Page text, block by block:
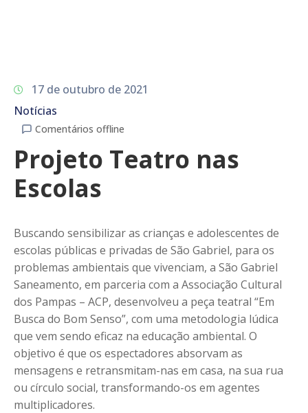
17 de outubro de 2021
Notícias
Comentários offline
Projeto Teatro nas
Escolas
Buscando sensibilizar as crianças e adolescentes de
escolas públicas e privadas de São Gabriel, para os
problemas ambientais que vivenciam, a São Gabriel
Saneamento, em parceria com a Associação Cultural
dos Pampas – ACP, desenvolveu a peça teatral “Em
Busca do Bom Senso”, com uma metodologia lúdica
que vem sendo eficaz na educação ambiental. O
objetivo é que os espectadores absorvam as
mensagens e retransmitam-nas em casa, na sua rua
ou círculo social, transformando-os em agentes
multiplicadores.